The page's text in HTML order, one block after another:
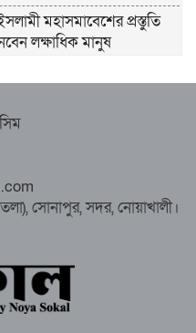
মহাসমাবেশের প্রস্তুতি
লক্ষাধিক মানুষ
ছাত্রশিবিরের ‘অদম্য
সম্পাদক কামাল হোসাইনের
ও দোয়া
তলা), সোনাপুর, সদর, নোয়াখালী।